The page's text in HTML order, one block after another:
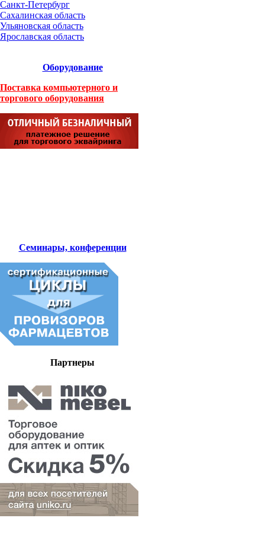
Санкт-Петербург
Сахалинская область
Ульяновская область
Ярославская область
Оборудование
Поставка компьютерного и
торгового оборудования
Семинары, конференции
Партнеры